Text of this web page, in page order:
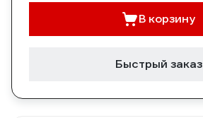
В корзину
Быстрый заказ